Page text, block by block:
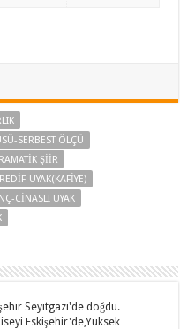
SERBEST ÖLÇÜ
ŞIIR
UYAK(KAFIYE)
CINASLI UYAK
Seyitgazi'de doğdu.
Eskişehir'de,Yüksek